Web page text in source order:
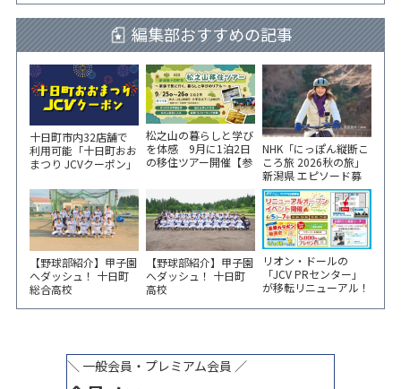
編集部おすすめの記事
十日町市内32店舗で
利用可能「十日町おお
まつり JCVクーポン」
い！
松之山の暮らしと学び
を体感 9月に1泊2日
の移住ツアー開催【参
NHK「にっぽん縦断こ
ころ旅 2026秋の旅」
新潟県 エピソード募
集中！
【野球部紹介】甲子園
へダッシュ！ 十日町
総合高校
【野球部紹介】甲子園
へダッシュ！ 十日町
高校
リオン・ドールの
「JCV PRセンター」
が移転リニューアル！
ベント開催